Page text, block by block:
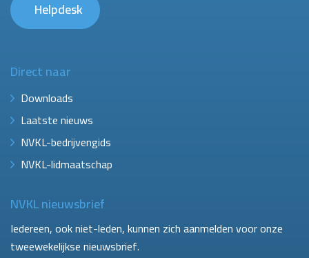
Helpdesk
Direct naar
Downloads
Laatste nieuws
NVKL-bedrijvengids
NVKL-lidmaatschap
NVKL nieuwsbrief
Iedereen, ook niet-leden, kunnen zich aanmelden voor onze
tweewekelijkse nieuwsbrief.